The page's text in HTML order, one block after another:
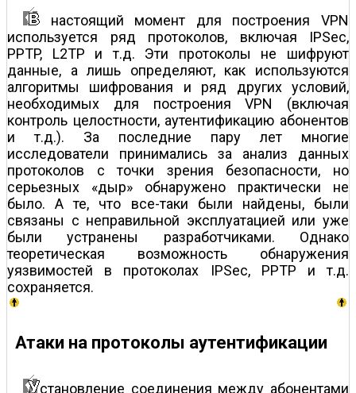
настоящий момент для построения VPN
используется ряд протоколов, включая IPSec,
PPTP, L2TP и т.д. Эти протоколы не шифруют
данные, а лишь определяют, как используются
алгоритмы шифрования и ряд других условий,
необходимых для построения VPN (включая
контроль целостности, аутентификацию абонентов
и т.д.). За последние пару лет многие
исследователи принимались за анализ данных
протоколов с точки зрения безопасности, но
серьезных «дыр» обнаружено практически не
было. А те, что все-таки были найдены, были
связаны с неправильной эксплуатацией или уже
были устранены разработчиками. Однако
теоретическая возможность обнаружения
уязвимостей в протоколах IPSec, PPTP и т.д.
сохраняется.
Атаки на протоколы аутентификации
становление соединения между абонентами